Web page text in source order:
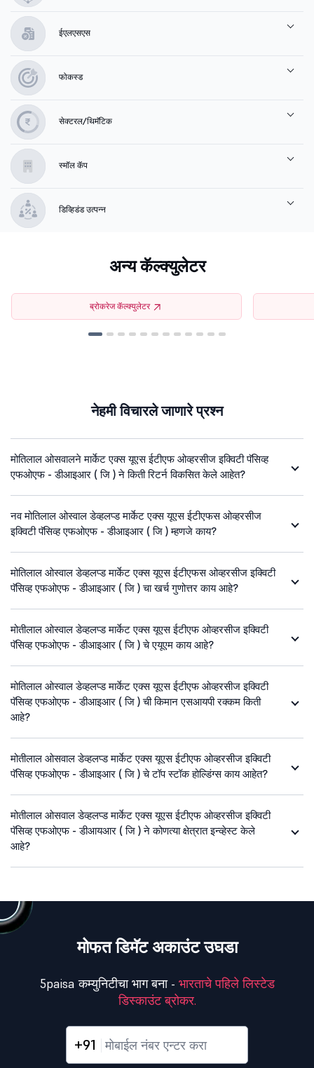
ईएलएसएस
फोकस्ड
सेक्टरल/थिमॅटिक
स्मॉल कॅप
डिव्हिडंड उत्पन्न
अन्य कॅल्क्युलेटर
ब्रोकरेज कॅल्क्युलेटर
नेहमी विचारले जाणारे प्रश्न
मोतिलाल ओसवालने मार्केट एक्स यूएस ईटीएफ ओव्हरसीज इक्विटी पॅसिव्ह
एफओएफ - डीआइआर ( जि ) ने किती रिटर्न विकसित केले आहेत?
नव मोतिलाल ओस्वाल डेव्हलप्ड मार्केट एक्स यूएस ईटीएफस ओव्हरसीज
इक्विटी पॅसिव्ह एफओएफ - डीआइआर ( जि ) म्हणजे काय?
मोतिलाल ओस्वाल डेव्हलप्ड मार्केट एक्स यूएस ईटीएफस ओव्हरसीज इक्विटी
पॅसिव्ह एफओएफ - डीआइआर ( जि ) चा खर्च गुणोत्तर काय आहे?
मोतीलाल ओस्वाल डेव्हलप्ड मार्केट एक्स यूएस ईटीएफ ओव्हरसीज इक्विटी
पॅसिव्ह एफओएफ - डीआइआर ( जि ) चे एयूएम काय आहे?
मोतिलाल ओस्वाल डेव्हलप्ड मार्केट एक्स यूएस ईटीएफ ओव्हरसीज इक्विटी
पॅसिव्ह एफओएफ - डीआइआर ( जि ) ची किमान एसआयपी रक्कम किती
आहे?
मोतीलाल ओसवाल डेव्हलप्ड मार्केट एक्स यूएस ईटीएफ ओव्हरसीज इक्विटी
पॅसिव्ह एफओएफ - डीआइआर ( जि ) चे टॉप स्टॉक होल्डिंग्स काय आहेत?
मोतीलाल ओसवाल डेव्हलप्ड मार्केट एक्स यूएस ईटीएफ ओव्हरसीज इक्विटी
पॅसिव्ह एफओएफ - डीआयआर ( जि ) ने कोणत्या क्षेत्रात इन्व्हेस्ट केले
आहे?
मोफत डिमॅट अकाउंट उघडा
5paisa कम्युनिटीचा भाग बना - भारताचे पहिले लिस्टेड
डिस्काउंट ब्रोकर.
+91